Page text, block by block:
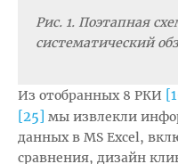
Рис. 1. Поэтапная
систематический
Из отобранных 8 РКИ
[25]
мы извлекли
данных в MS Excel,
сравнения, дизайн